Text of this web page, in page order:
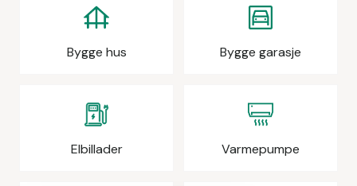
Bygge hus Bygge garasje
Elbillader Varmepumpe